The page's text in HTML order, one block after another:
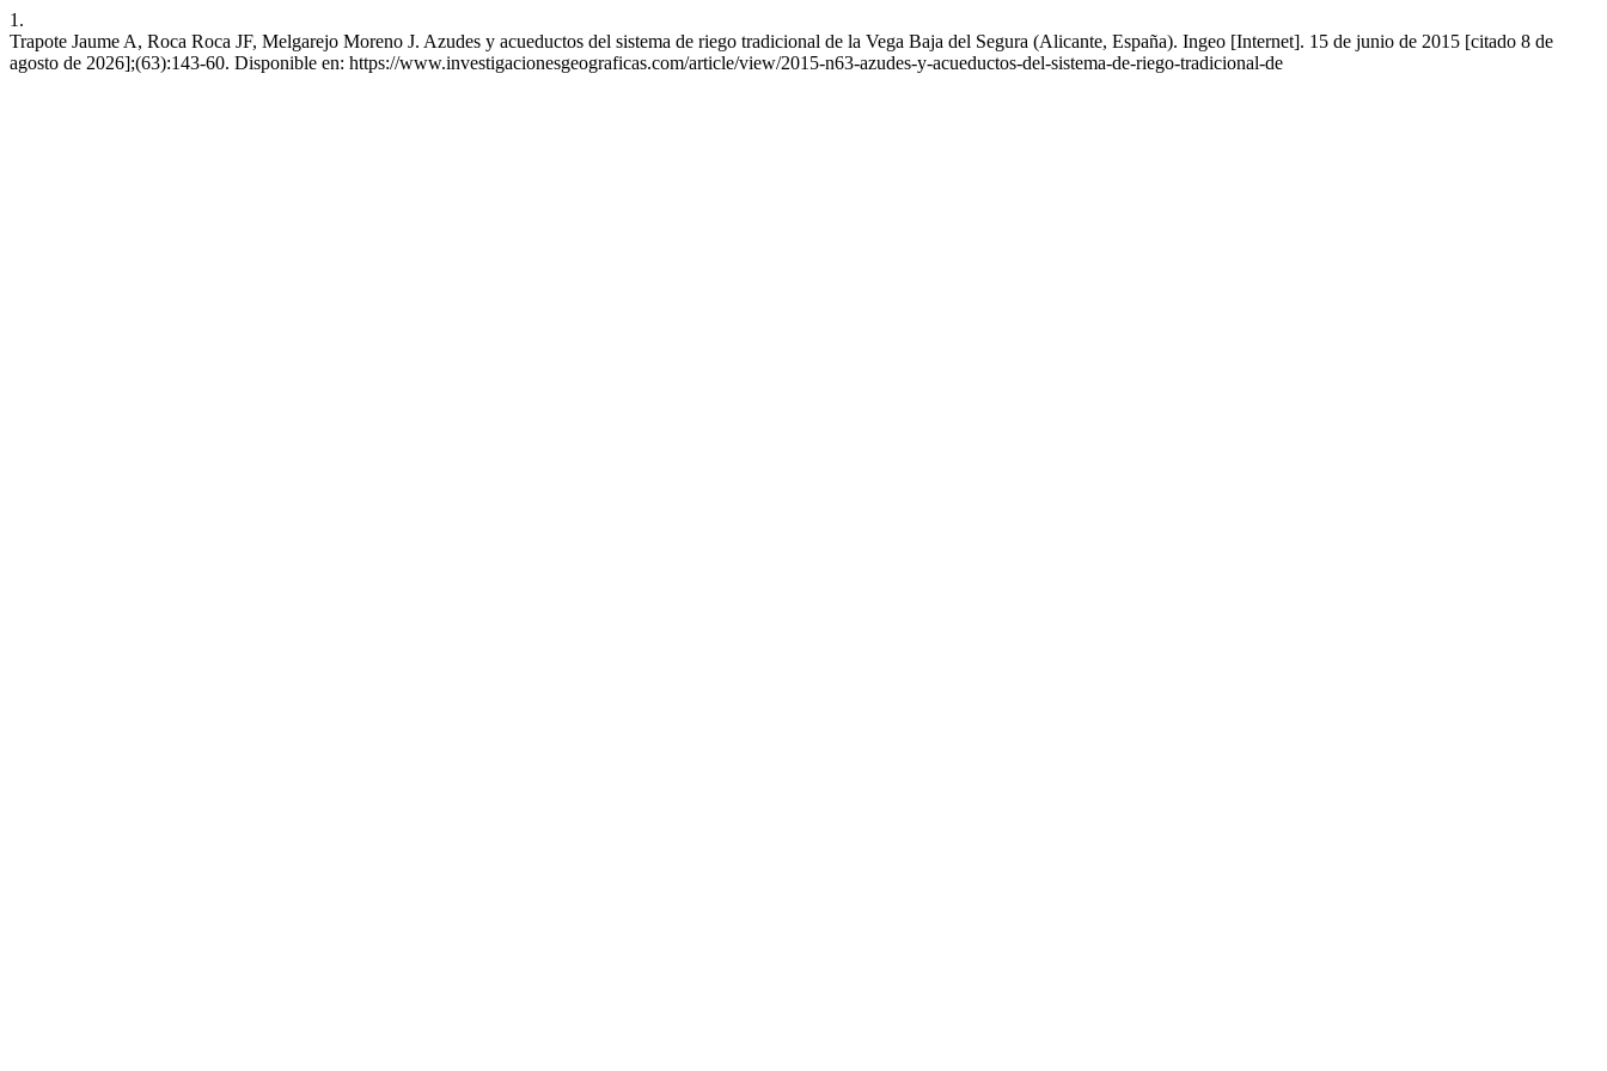
1.
Trapote Jaume A, Roca Roca JF, Melgarejo Moreno J. Azudes y acueductos del sistema de riego tradicional de la Vega Baja del Segura (Alicante, España). Ingeo [Internet]. 15 de junio de 2015 [citado 8 de
agosto de 2026];(63):143-60. Disponible en: https://www.investigacionesgeograficas.com/article/view/2015-n63-azudes-y-acueductos-del-sistema-de-riego-tradicional-de